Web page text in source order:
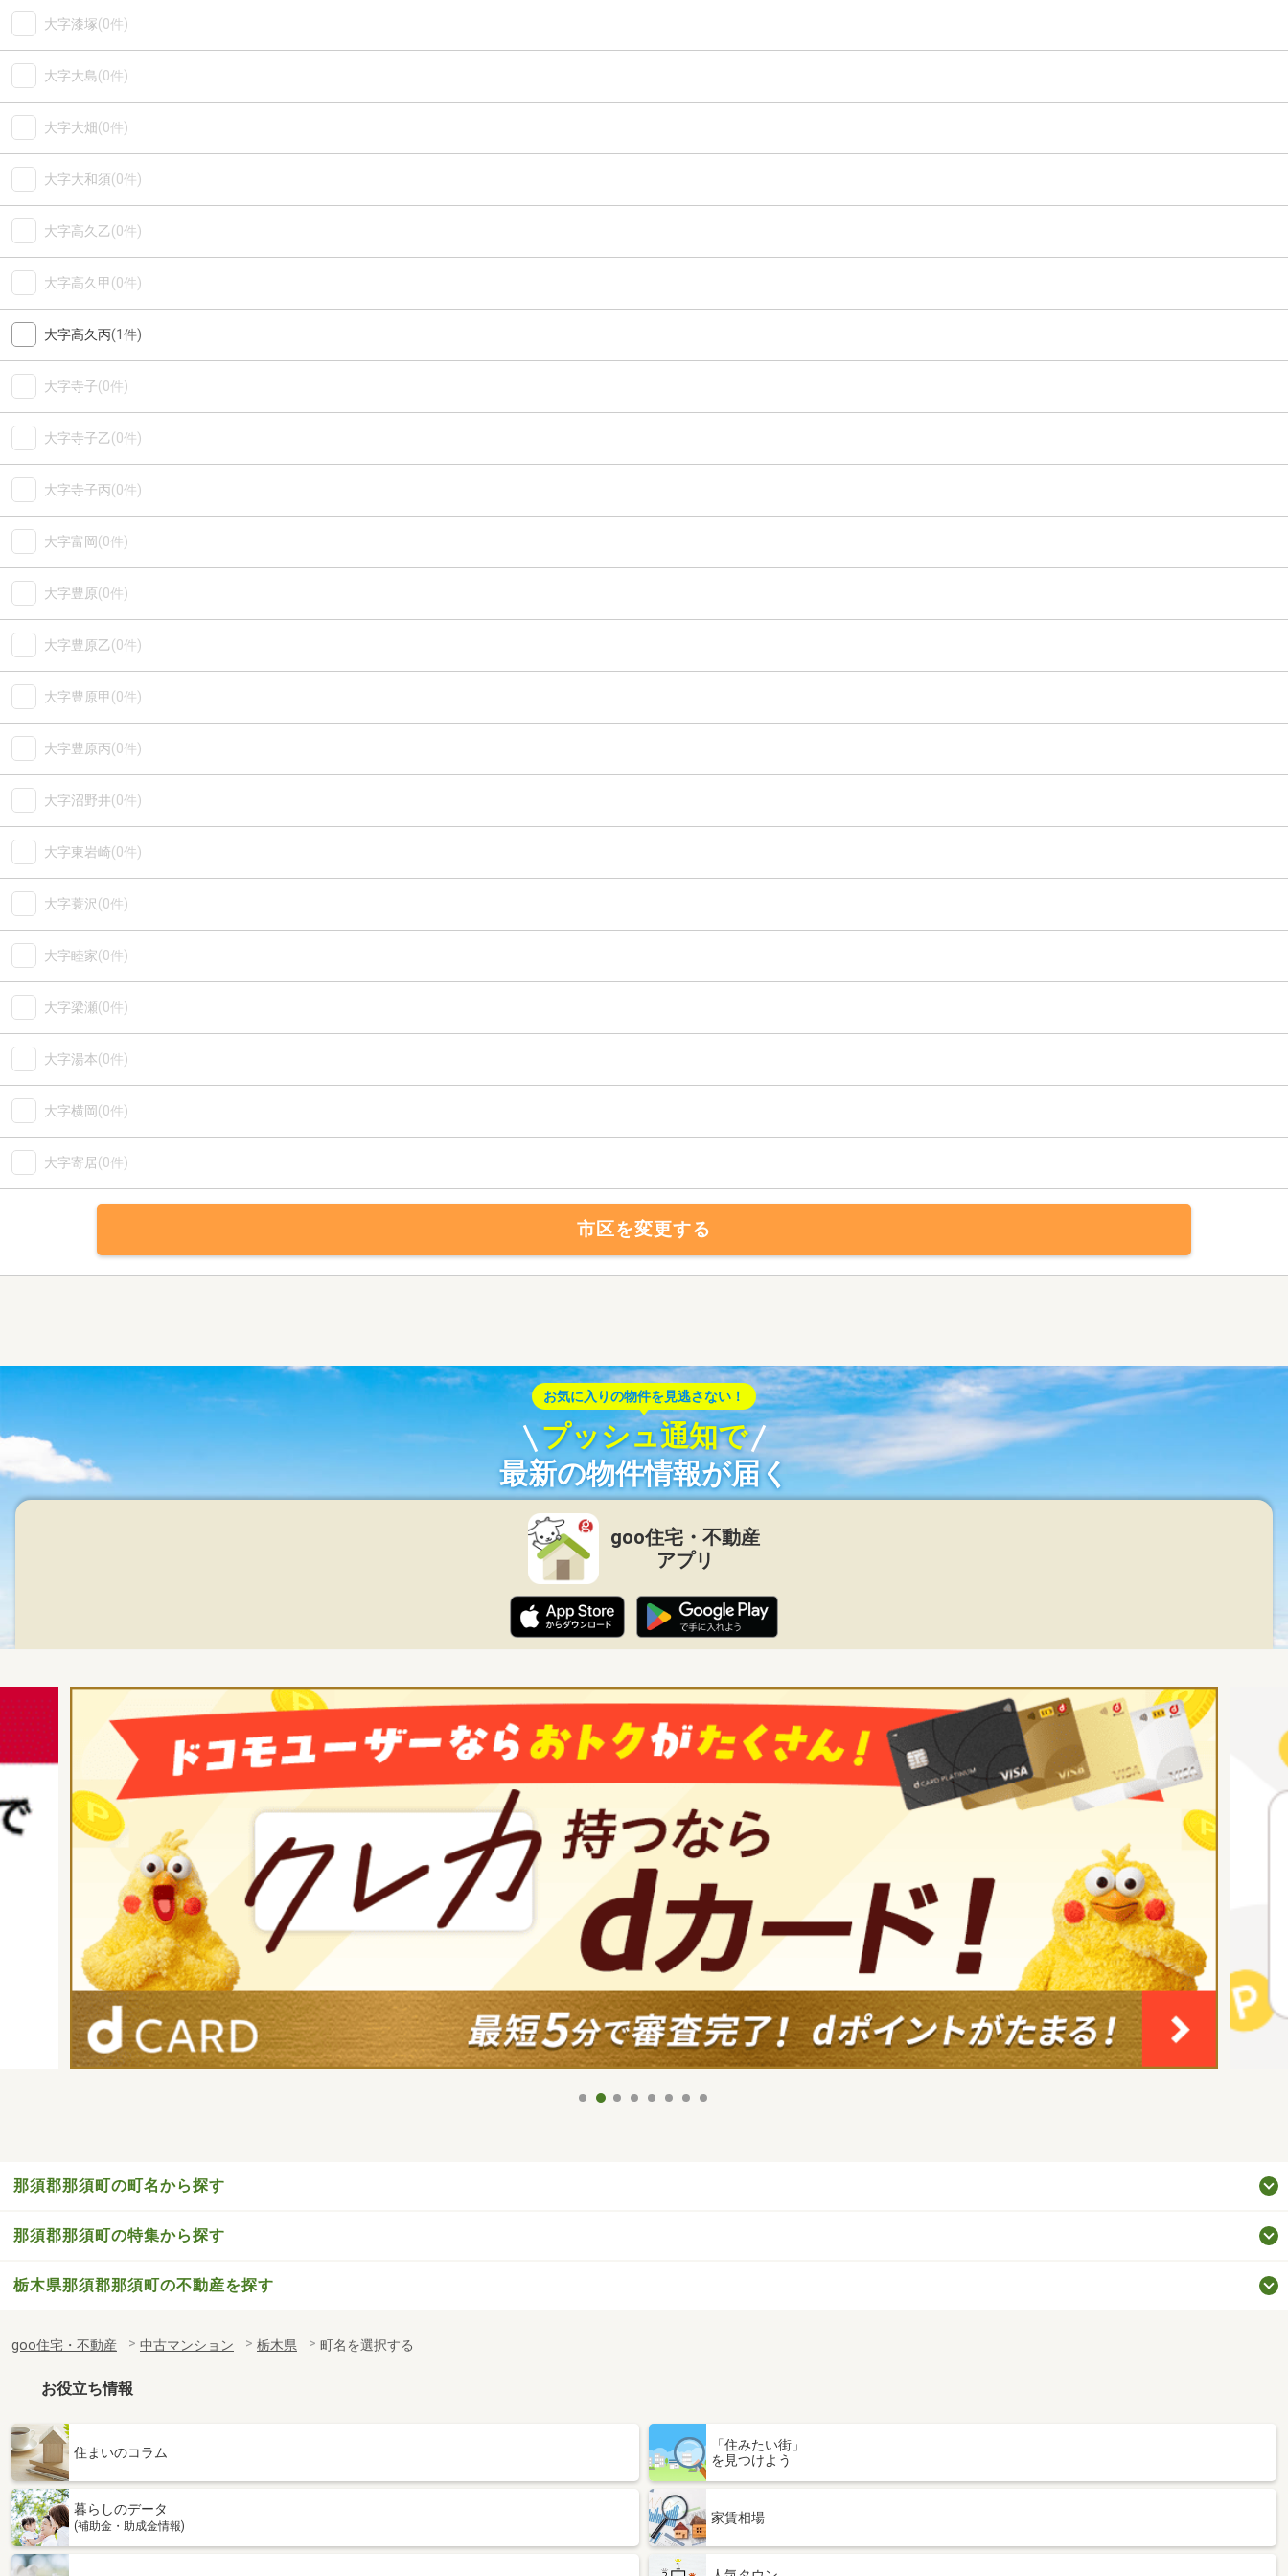
大字漆塚(0件)
大字大島(0件)
大字大畑(0件)
大字大和須(0件)
大字高久乙(0件)
大字高久甲 (0件)
大字高久丙(1件)
大字寺子(0件)
大字寺子乙(0件)
大字寺子丙(0件)
大字富岡(0件)
大字豊原(0件)
大字豊原乙(0件)
大字豊原甲 (0件)
大字豊原丙(0件)
大字沼野井(0件)
大字東岩崎(0件)
大字蓑沢(0件)
大字睦家(0件)
大字梁瀬(0件)
大字湯本(0件)
大字横岡(0件)
大字寄居(0件)
市区を変更する
お気に入りの物件を見逃さない！
プッシュ通知で
最新の物件情報が届く
goo住宅・不動産
アプリ
那須郡那須町の町名から探す
那須郡那須町の特集から探す
栃木県那須郡那須町の不動産を探す
goo住宅・不動産 中古マンション 栃木県 町名を選択する
お役立ち情報
住まいのコラム
「住みたい街」
を見つけよう
暮らしのデータ
(補助金・助成金情報)
家賃相場